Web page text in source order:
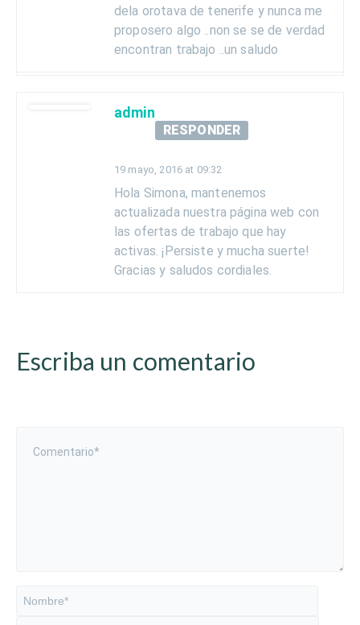
dela orotava de tenerife y nunca me
proposero algo ..non se se de verdad
encontran trabajo ..un saludo
admin
RESPONDER
19 mayo, 2016 at 09:32
Hola Simona, mantenemos
actualizada nuestra página web con
las ofertas de trabajo que hay
activas. ¡Persiste y mucha suerte!
Gracias y saludos cordiales.
Escriba un comentario